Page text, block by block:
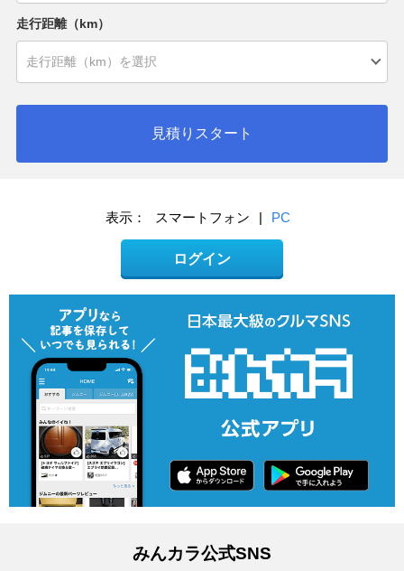
走行距離（km）
見積りスタート
表示： スマートフォン | PC
ログイン
みんカラ公式SNS